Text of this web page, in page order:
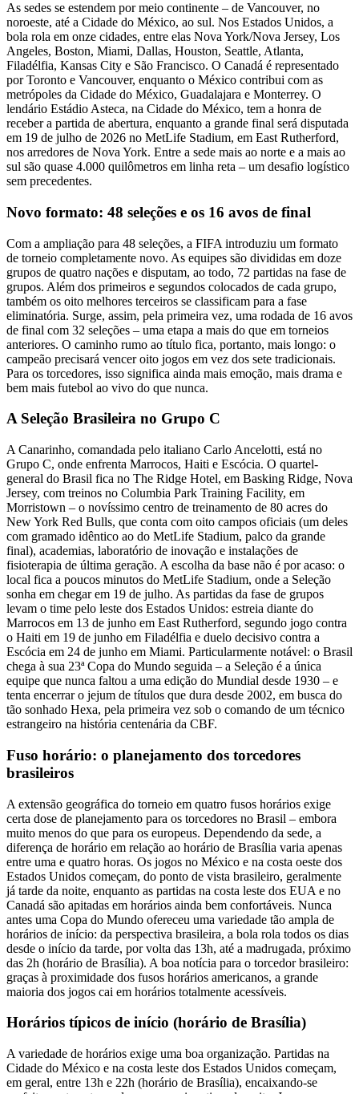
As sedes se estendem por meio continente – de Vancouver, no
noroeste, até a Cidade do México, ao sul. Nos Estados Unidos, a
bola rola em onze cidades, entre elas Nova York/Nova Jersey, Los
Angeles, Boston, Miami, Dallas, Houston, Seattle, Atlanta,
Filadélfia, Kansas City e São Francisco. O Canadá é representado
por Toronto e Vancouver, enquanto o México contribui com as
metrópoles da Cidade do México, Guadalajara e Monterrey. O
lendário Estádio Asteca, na Cidade do México, tem a honra de
receber a partida de abertura, enquanto a grande final será disputada
em 19 de julho de 2026 no MetLife Stadium, em East Rutherford,
nos arredores de Nova York. Entre a sede mais ao norte e a mais ao
sul são quase 4.000 quilômetros em linha reta – um desafio logístico
sem precedentes.
Novo formato: 48 seleções e os 16 avos de final
Com a ampliação para 48 seleções, a FIFA introduziu um formato
de torneio completamente novo. As equipes são divididas em doze
grupos de quatro nações e disputam, ao todo, 72 partidas na fase de
grupos. Além dos primeiros e segundos colocados de cada grupo,
também os oito melhores terceiros se classificam para a fase
eliminatória. Surge, assim, pela primeira vez, uma rodada de 16 avos
de final com 32 seleções – uma etapa a mais do que em torneios
anteriores. O caminho rumo ao título fica, portanto, mais longo: o
campeão precisará vencer oito jogos em vez dos sete tradicionais.
Para os torcedores, isso significa ainda mais emoção, mais drama e
bem mais futebol ao vivo do que nunca.
A Seleção Brasileira no Grupo C
A Canarinho, comandada pelo italiano Carlo Ancelotti, está no
Grupo C, onde enfrenta Marrocos, Haiti e Escócia. O quartel-
general do Brasil fica no The Ridge Hotel, em Basking Ridge, Nova
Jersey, com treinos no Columbia Park Training Facility, em
Morristown – o novíssimo centro de treinamento de 80 acres do
New York Red Bulls, que conta com oito campos oficiais (um deles
com gramado idêntico ao do MetLife Stadium, palco da grande
final), academias, laboratório de inovação e instalações de
fisioterapia de última geração. A escolha da base não é por acaso: o
local fica a poucos minutos do MetLife Stadium, onde a Seleção
sonha em chegar em 19 de julho. As partidas da fase de grupos
levam o time pelo leste dos Estados Unidos: estreia diante do
Marrocos em 13 de junho em East Rutherford, segundo jogo contra
o Haiti em 19 de junho em Filadélfia e duelo decisivo contra a
Escócia em 24 de junho em Miami. Particularmente notável: o Brasil
chega à sua 23ª Copa do Mundo seguida – a Seleção é a única
equipe que nunca faltou a uma edição do Mundial desde 1930 – e
tenta encerrar o jejum de títulos que dura desde 2002, em busca do
tão sonhado Hexa, pela primeira vez sob o comando de um técnico
estrangeiro na história centenária da CBF.
Fuso horário: o planejamento dos torcedores
brasileiros
A extensão geográfica do torneio em quatro fusos horários exige
certa dose de planejamento para os torcedores no Brasil – embora
muito menos do que para os europeus. Dependendo da sede, a
diferença de horário em relação ao horário de Brasília varia apenas
entre uma e quatro horas. Os jogos no México e na costa oeste dos
Estados Unidos começam, do ponto de vista brasileiro, geralmente
já tarde da noite, enquanto as partidas na costa leste dos EUA e no
Canadá são apitadas em horários ainda bem confortáveis. Nunca
antes uma Copa do Mundo ofereceu uma variedade tão ampla de
horários de início: da perspectiva brasileira, a bola rola todos os dias
desde o início da tarde, por volta das 13h, até a madrugada, próximo
das 2h (horário de Brasília). A boa notícia para o torcedor brasileiro:
graças à proximidade dos fusos horários americanos, a grande
maioria dos jogos cai em horários totalmente acessíveis.
Horários típicos de início (horário de Brasília)
A variedade de horários exige uma boa organização. Partidas na
Cidade do México e na costa leste dos Estados Unidos começam,
em geral, entre 13h e 22h (horário de Brasília), encaixando-se